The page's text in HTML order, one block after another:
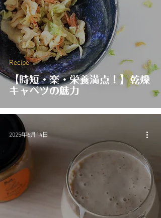
【時短・楽・栄養満点！】乾燥
キャベツの魅力
Recipe
2025年6月14日